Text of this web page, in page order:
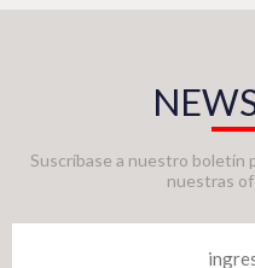
Suscríbase a nuestro boletín
nuestras